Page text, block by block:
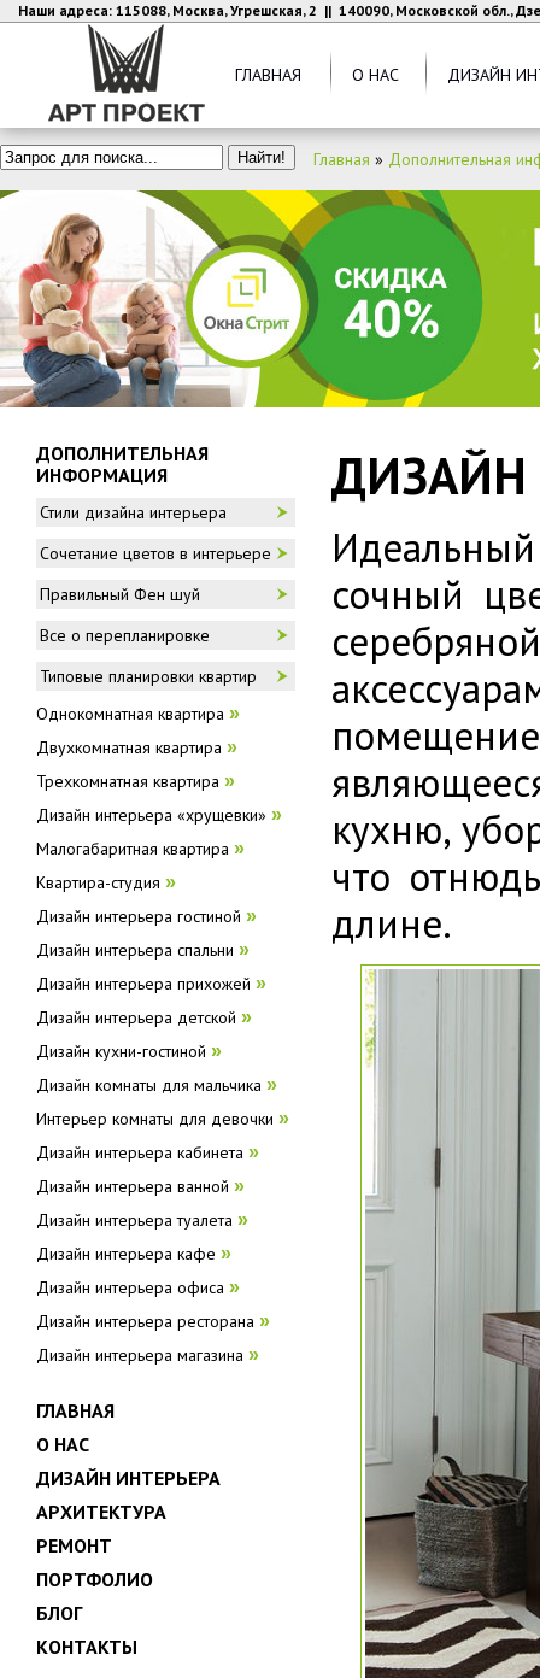
Наши адреса: 115088, Москва, Угрешская, 2 || 140090, Московской обл.,
ГЛАВНАЯ О НАС ДИЗАЙН
Главная » Дополнительная
ДИЗАЙН
сочный
кухню,
что
длине.
ДОПОЛНИТЕЛЬНАЯ
ИНФОРМАЦИЯ
Стили дизайна интерьера
Сочетание цветов в интерьере
Правильный Фен шуй
Все о перепланировке
Типовые планировки квартир
Однокомнатная квартира »
Двухкомнатная квартира »
Трехкомнатная квартира »
Дизайн интерьера «хрущевки» »
Малогабаритная квартира »
Квартира-студия »
Дизайн интерьера гостиной »
Дизайн интерьера спальни »
Дизайн интерьера прихожей »
Дизайн интерьера детской »
Дизайн кухни-гостиной »
Дизайн комнаты для мальчика »
Интерьер комнаты для девочки »
Дизайн интерьера кабинета »
Дизайн интерьера ванной »
Дизайн интерьера туалета »
Дизайн интерьера кафе »
Дизайн интерьера офиса »
Дизайн интерьера ресторана »
Дизайн интерьера магазина »
ГЛАВНАЯ
О НАС
ДИЗАЙН ИНТЕРЬЕРА
АРХИТЕКТУРА
РЕМОНТ
ПОРТФОЛИО
БЛОГ
КОНТАКТЫ